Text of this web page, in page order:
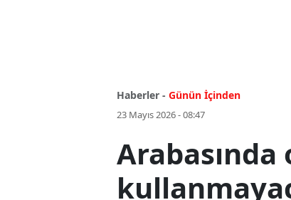
Haberler - Günün İçinden
23 Mayıs 2026 - 08:47